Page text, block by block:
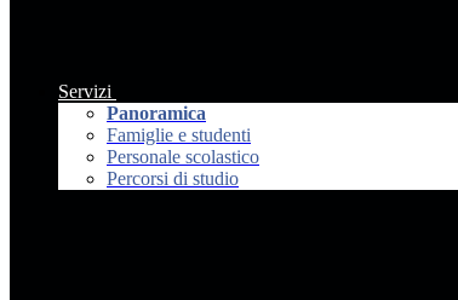
Servizi
Panoramica
Famiglie e studenti
Personale scolastico
Percorsi di studio